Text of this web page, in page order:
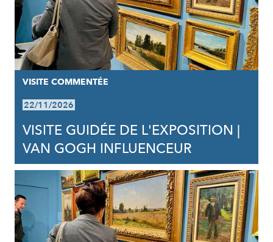
VISITE COMMENTÉE
22/11/2026
VISITE GUIDÉE DE L'EXPOSITION |
VAN GOGH INFLUENCEUR